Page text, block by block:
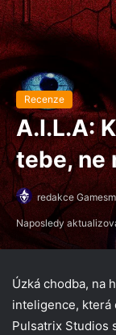
Recenze
A.I.L.A:
tebe, ne
redakce
Naposledy
Úzká chodba, na
inteligence, která
Pulsatrix Studios